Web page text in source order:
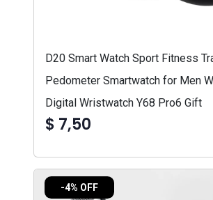
D20 Smart Watch Sport Fitness
Pedometer Smartwatch for Men
Digital Wristwatch Y68 Pro6 Gift
$ 7,50
-4% OFF